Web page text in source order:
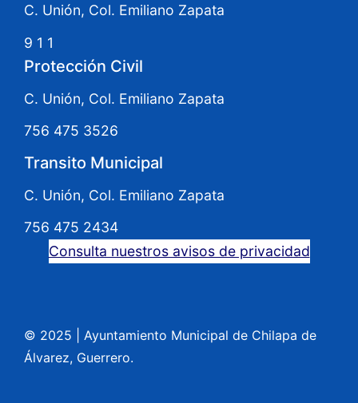
C. Unión, Col. Emiliano Zapata
9 1 1
Protección Civil
C. Unión, Col. Emiliano Zapata
756 475 3526
Transito Municipal
C. Unión, Col. Emiliano Zapata
756 475 2434
Consulta nuestros avisos de privacidad
© 2025
Ayuntamiento Municipal de Chilapa de
Álvarez, Guerrero.